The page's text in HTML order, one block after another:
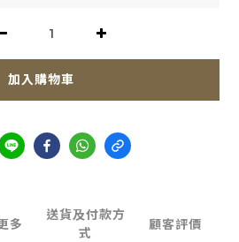
加入購物車
多
送貨及付款方
式
顧客評價